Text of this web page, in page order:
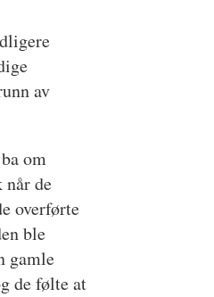
av
om
de
overførte
ble
gamle
de følte at